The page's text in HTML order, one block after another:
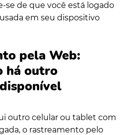
se de que você está logado
em seu dispositivo
pela Web:
há outro
outro celular ou tablet com
o rastreamento pelo